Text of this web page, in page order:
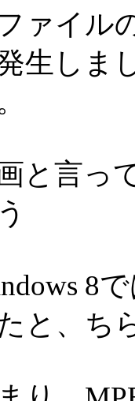
ァイル
生しま
と言っ
8
と、ち